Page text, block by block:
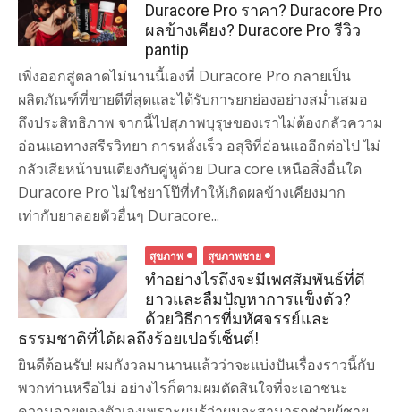
Duracore Pro ราคา? Duracore Pro
ผลข้างเคียง? Duracore Pro รีวิว
pantip
เพิ่งออกสู่ตลาดไม่นานนี้เองที่ Duracore Pro กลายเป็น
ผลิตภัณฑ์ที่ขายดีที่สุดและได้รับการยกย่องอย่างสม่ำเสมอ
ถึงประสิทธิภาพ จากนี้ไปสุภาพบุรุษของเราไม่ต้องกลัวความ
อ่อนแอทางสรีรวิทยา การหลั่งเร็ว อสุจิที่อ่อนแออีกต่อไป ไม่
กลัวเสียหน้าบนเตียงกับคู่หูด้วย Dura core เหนือสิ่งอื่นใด
Duracore Pro ไม่ใช่ยาโป๊ที่ทำให้เกิดผลข้างเคียงมาก
เท่ากับยาลอยตัวอื่นๆ Duracore...
สุขภาพ สุขภาพชาย
ทำอย่างไรถึงจะมีเพศสัมพันธ์ที่ดี
ยาวและลืมปัญหาการแข็งตัว?
ด้วยวิธีการที่มหัศจรรย์และ
ธรรมชาติที่ได้ผลถึงร้อยเปอร์เซ็นต์!
ยินดีต้อนรับ! ผมกังวลมานานแล้วว่าจะแบ่งปันเรื่องราวนี้กับ
พวกท่านหรือไม่ อย่างไรก็ตามผมตัดสินใจที่จะเอาชนะ